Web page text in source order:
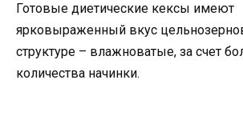
Готовые диетические кексы имеют
ярковыраженный вкус
структуре – влажноватые, за счет
количества начинки.